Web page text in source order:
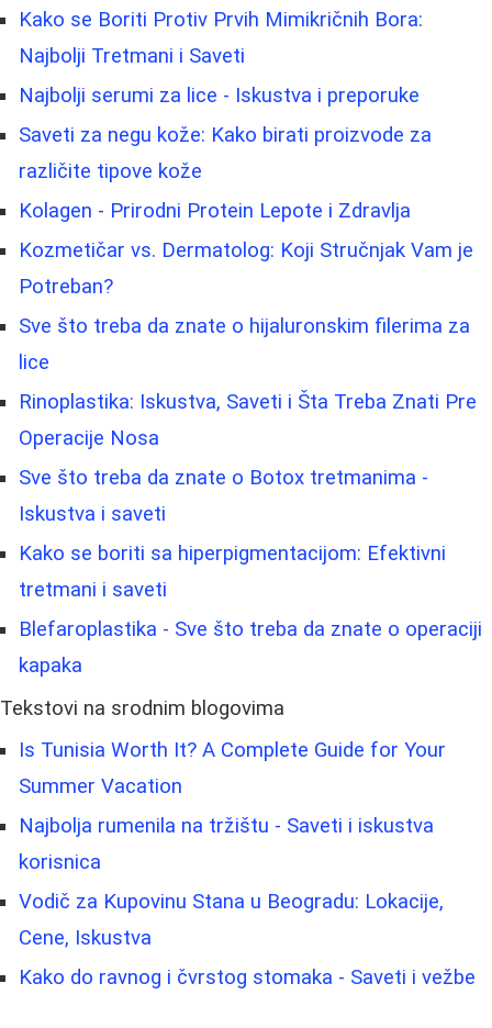
Kako se Boriti Protiv Prvih Mimikričnih Bora:
Najbolji Tretmani i Saveti
Najbolji serumi za lice - Iskustva i preporuke
Saveti za negu kože: Kako birati proizvode za
različite tipove kože
Kolagen - Prirodni Protein Lepote i Zdravlja
Kozmetičar vs. Dermatolog: Koji Stručnjak Vam je
Potreban?
Sve što treba da znate o hijaluronskim filerima za
lice
Rinoplastika: Iskustva, Saveti i Šta Treba Znati Pre
Operacije Nosa
Sve što treba da znate o Botox tretmanima -
Iskustva i saveti
Kako se boriti sa hiperpigmentacijom: Efektivni
tretmani i saveti
Blefaroplastika - Sve što treba da znate o operaciji
kapaka
Tekstovi na srodnim blogovima
Is Tunisia Worth It? A Complete Guide for Your
Summer Vacation
Najbolja rumenila na tržištu - Saveti i iskustva
korisnica
Vodič za Kupovinu Stana u Beogradu: Lokacije,
Cene, Iskustva
Kako do ravnog i čvrstog stomaka - Saveti i vežbe